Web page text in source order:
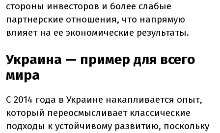
стороны инвесторов и более слабые
партнерские отношения, что напрямую
влияет на ее экономические результаты.
Украина — пример для всего
мира
С 2014 года в Украине накапливается опыт,
который переосмысливает классические
подходы к устойчивому развитию, поскольку